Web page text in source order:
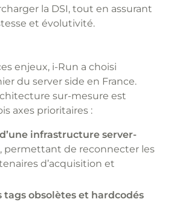
la DSI, tout en assurant
et évolutivité.
enjeux, i-Run a choisi
du server side en France.
sur-mesure est
axes prioritaires :
infrastructure server-
, permettant de reconnecter les
d’acquisition et
tags obsolètes et hardcodés